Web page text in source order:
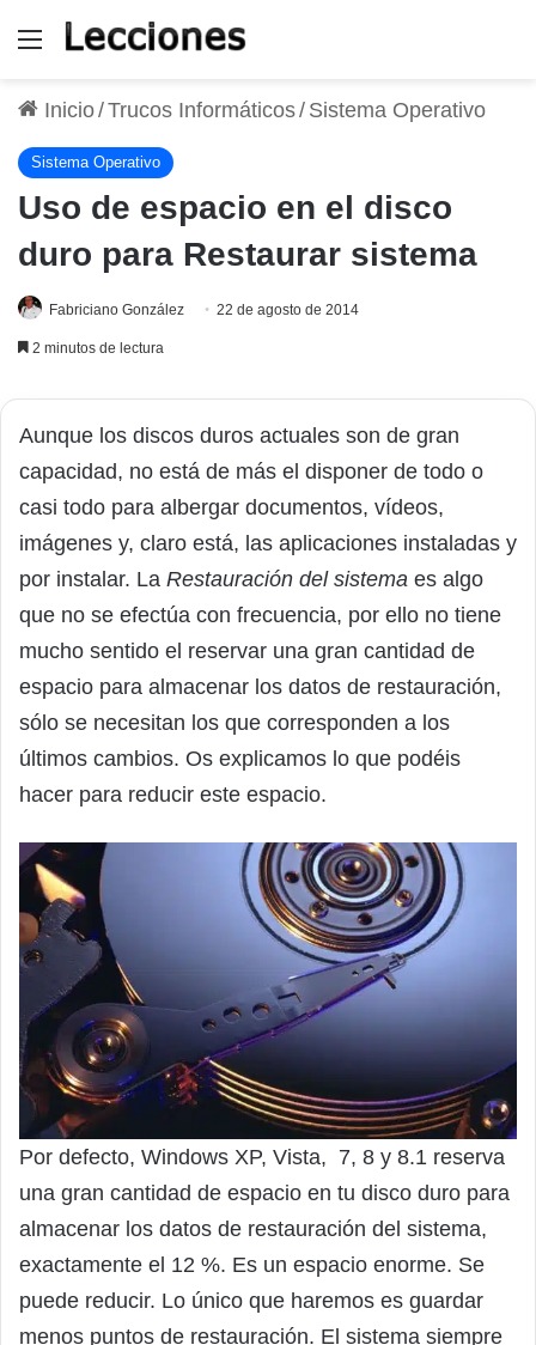
Menú
Inicio/Trucos Informáticos/ Sistema Operativo
Sistema Operativo
Uso de espacio en el disco
duro para Restaurar sistema
Fabriciano González 22 de agosto de 2014
2 minutos de lectura
Aunque los discos duros actuales son de gran
capacidad, no está de más el disponer de todo o
casi todo para albergar documentos, vídeos,
imágenes y, claro está, las aplicaciones instaladas y
por instalar. La Restauración del sistema es algo
que no se efectúa con frecuencia, por ello no tiene
mucho sentido el reservar una gran cantidad de
espacio para almacenar los datos de restauración,
sólo se necesitan los que corresponden a los
últimos cambios. Os explicamos lo que podéis
hacer para reducir este espacio.
Por defecto, Windows XP, Vista, 7, 8 y 8.1 reserva
una gran cantidad de espacio en tu disco duro para
almacenar los datos de restauración del sistema,
exactamente el 12 %. Es un espacio enorme. Se
puede reducir. Lo único que haremos es guardar
menos puntos de restauración. El sistema siempre